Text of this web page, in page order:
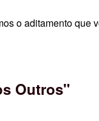
o aditamento que
Outros"